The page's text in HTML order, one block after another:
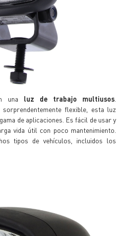
una luz de trabajo multiusos
flexible, esta luz
de aplicaciones. Es fácil de usar y
vida útil con poco mantenimiento.
tipos de vehículos, incluidos los